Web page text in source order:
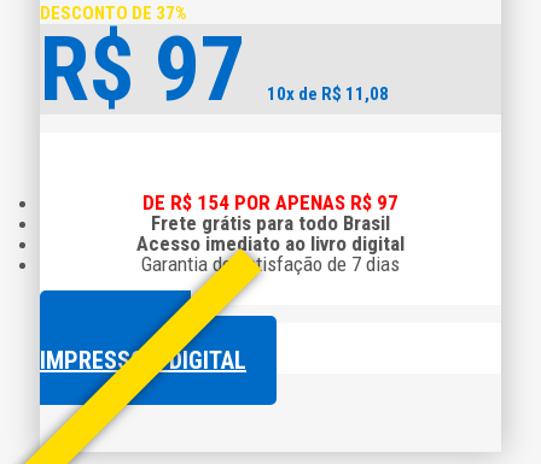
DESCONTO DE 37%
R$ 97 10x de R$ 11,08
DE R$ 154 POR APENAS R$ 97
Frete grátis para todo Brasil
Acesso imediato ao livro digital
Garantia de satisfação de 7 dias
COMPRAR O
IMPRESSO + DIGITAL